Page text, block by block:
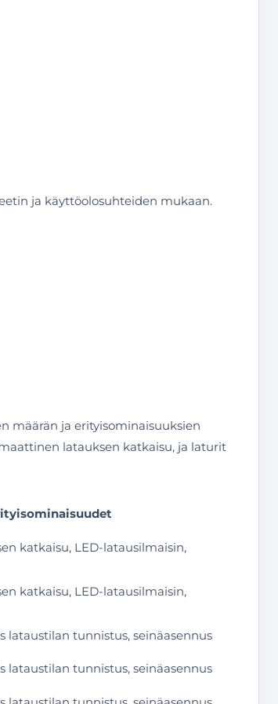
ja käyttöolosuhteiden mukaan.
määrän ja erityisominaisuuksien
latauksen katkaisu, ja laturit
katkaisu, LED-latausilmaisin,
katkaisu, LED-latausilmaisin,
lataustilan tunnistus, seinäasennus
lataustilan tunnistus, seinäasennus